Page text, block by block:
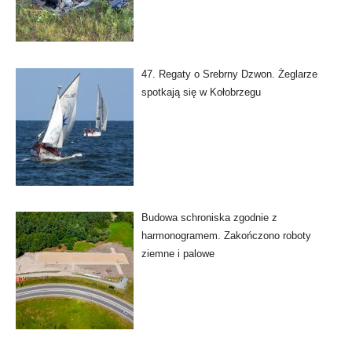
47. Regaty o Srebrny Dzwon. Żeglarze
spotkają się w Kołobrzegu
Budowa schroniska zgodnie z
harmonogramem. Zakończono roboty
ziemne i palowe